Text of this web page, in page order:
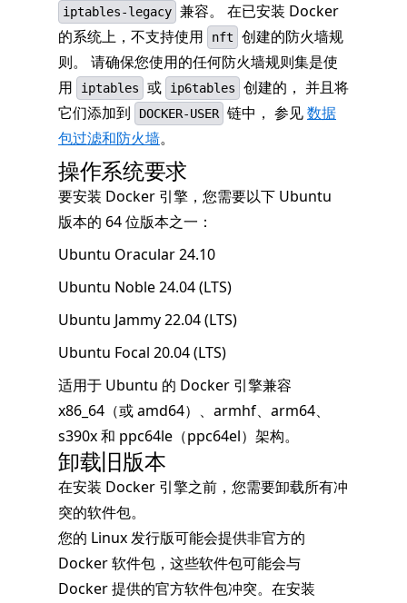
iptables-legacy 兼容。 在已安装 Docker
的系统上，不支持使用
nft
创建的防火墙规
则。 请确保您使用的任何防火墙规则集是使
用
iptables 或 ip6tables
创建的， 并且将
它们添加到
DOCKER-USER 链中， 参见数据
包过滤和防火墙。
操作系统要求
要安装 Docker 引擎，您需要以下 Ubuntu
版本的 64 位版本之一：
Ubuntu Oracular 24.10
Ubuntu Noble 24.04 (LTS)
Ubuntu Jammy 22.04 (LTS)
Ubuntu Focal 20.04 (LTS)
适用于 Ubuntu 的 Docker 引擎兼容
x86_64（或 amd64）、armhf、arm64、
s390x 和 ppc64le（ppc64el）架构。
卸载旧版本
在安装 Docker 引擎之前，您需要卸载所有冲
突的软件包。
您的 Linux 发行版可能会提供非官方的
Docker 软件包，这些软件包可能会与
Docker 提供的官方软件包冲突。在安装